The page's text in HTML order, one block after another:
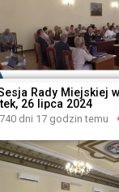
Rady Miejskiej
26 lipca 2024
740 dni 17 godzin temu